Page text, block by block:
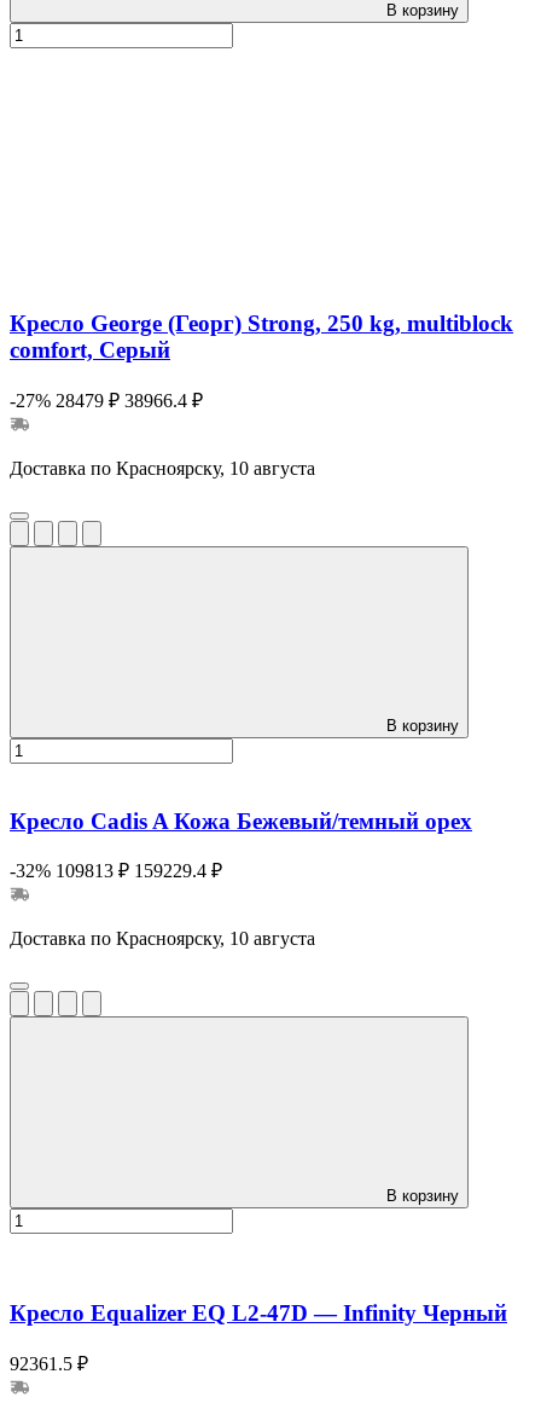
В корзину
Кресло George (Георг) Strong, 250 kg, multiblock
comfort, Серый
-27% 28479 ₽ 38966.4 ₽
Доставка по Красноярску, 10 августа
В корзину
Кресло Cadis A Кожа Бежевый/темный орех
-32% 109813 ₽ 159229.4 ₽
Доставка по Красноярску, 10 августа
В корзину
Кресло Equalizer EQ L2-47D — Infinity Черный
92361.5 ₽